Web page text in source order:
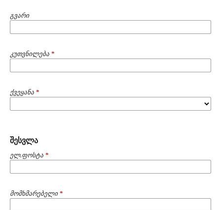
გვარი
კუთვნილება *
ქვეყანა *
შესვლა
ელ.ფოსტა *
მომხმარებელი*